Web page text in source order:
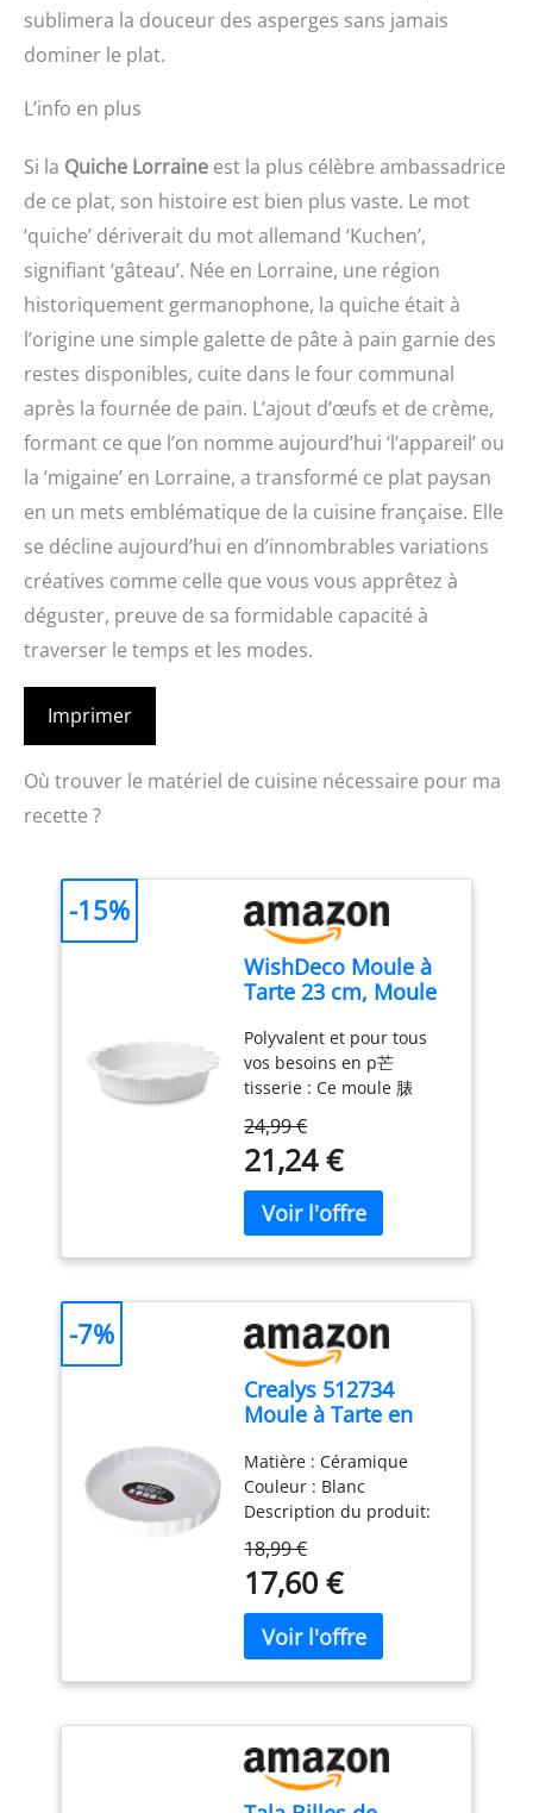
sublimera la douceur des asperges sans jamais
dominer le plat.
L’info en plus
Si la Quiche Lorraine est la plus célèbre ambassadrice
de ce plat, son histoire est bien plus vaste. Le mot
‘quiche’ dériverait du mot allemand ‘Kuchen’,
signifiant ‘gâteau’. Née en Lorraine, une région
historiquement germanophone, la quiche était à
l’origine une simple galette de pâte à pain garnie des
restes disponibles, cuite dans le four communal
après la fournée de pain. L’ajout d’œufs et de crème,
formant ce que l’on nomme aujourd’hui ‘l’appareil’ ou
la ‘migaine’ en Lorraine, a transformé ce plat paysan
en un mets emblématique de la cuisine française. Elle
se décline aujourd’hui en d’innombrables variations
créatives comme celle que vous vous apprêtez à
déguster, preuve de sa formidable capacité à
traverser le temps et les modes.
Imprimer
Où trouver le matériel de cuisine nécessaire pour ma
recette ?
WishDeco Moule à
Tarte 23 cm, Moule
Céramique Rond
1500 ml, Plat Four à
Gratin Blanc,
Résistant au Four
Polyvalent et pour tous
vos besoins en p芒
tisserie : Ce moule 脿
茅rieur : 桅 23 cm 脳 H 5
cm / ext茅rieur : 桅 27 cm
x H 6,25 cm, avec une
capacit茅 de 1500 ml
(maximum 1800 ml). C'est
le plat 脿 p芒tisserie
classique et des quiches
aux tartes et tourtes. Ses
dimensions accueillent
facilement les recettes
garnitures de tartes du
commerce, ce qui en fait
un moule 脿 tarte
indispensable pour la
cuisson.
24,99 €
21,24 €
-15%
Crealys 512734
Moule à Tarte en
cm
Matière : Céramique
Couleur : Blanc
Description du produit:
céramique Ø 28 cm -
Hauteur 4 cm Blanc
Dimensions : 4 cm
Compatibilité:
Température four: 180
18,99 €
17,60 €
-7%